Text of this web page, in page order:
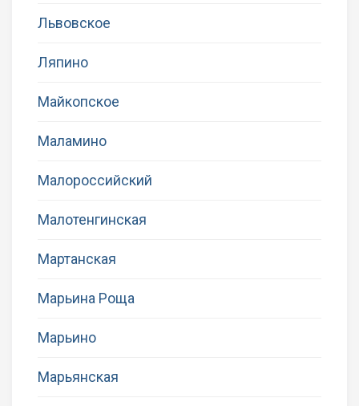
Львовское
Ляпино
Майкопское
Маламино
Малороссийский
Малотенгинская
Мартанская
Марьина Роща
Марьино
Марьянская